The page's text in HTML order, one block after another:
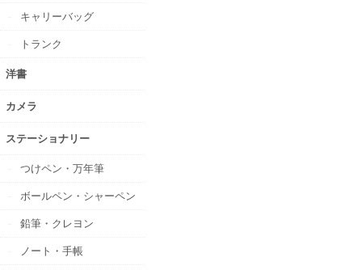
キャリーバッグ
トランク
洋書
カメラ
ステーショナリー
つけペン・万年筆
ボールペン・シャーペン
鉛筆・クレヨン
ノート・手帳